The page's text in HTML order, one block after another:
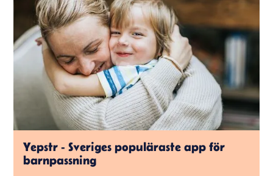
Yepstr - Sveriges populäraste app för
barnpassning